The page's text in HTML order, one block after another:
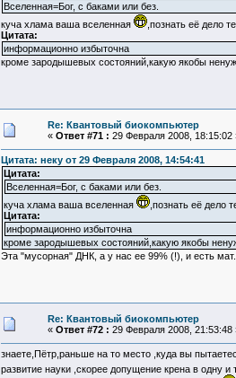
Вселенная=Бог, с баками или без.
куча хлама ваша вселенная
,познать её дело
Цитата:
информационно избыточна
кроме зародышевых состояний,какую якобы
Re: Квантовый биокомпьютер
« Ответ #71 : 29 Февраля 2008, 18:15:02
Цитата: неку от 29 Февраля 2008, 14:54:41
Цитата:
Вселенная=Бог, с баками или без.
куча хлама ваша вселенная
,познать её дело
Цитата:
информационно избыточна
кроме зародышевых состояний,какую якобы
Эта "мусорная" ДНК, а у нас ее 99% (!), и есть
Re: Квантовый биокомпьютер
« Ответ #72 : 29 Февраля 2008, 21:53:48
знаете,Пётр,раньше на то место ,куда вы
развитие науки ,скорее допущение крена в одну и